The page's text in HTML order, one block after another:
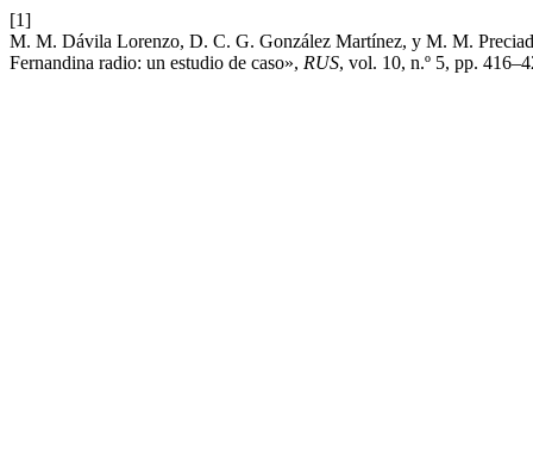
[1]
M. M. Dávila Lorenzo, D. C. G. González Martínez, y M. M.
Fernandina radio: un estudio de caso», RUS, vol. 10, n.º 5, pp.